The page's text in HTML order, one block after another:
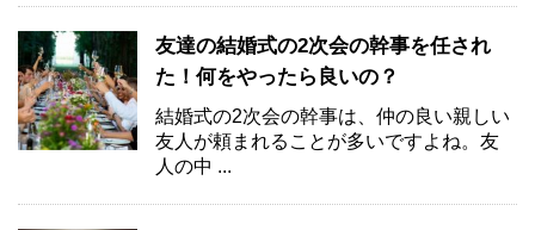
友達の結婚式の2次会の幹事を任され
た！何をやったら良いの？
結婚式の2次会の幹事は、仲の良い親しい
友人が頼まれることが多いですよね。友
人の中 ...